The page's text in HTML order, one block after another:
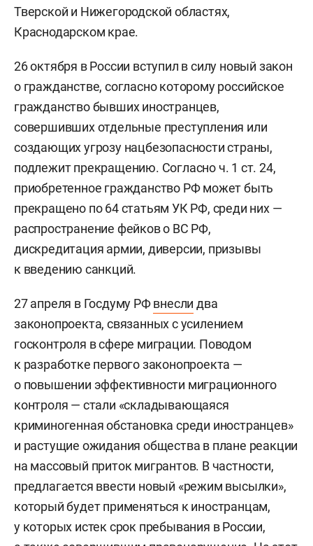
Тверской и Нижегородской областях,
Краснодарском крае.
26 октября в России вступил в силу новый закон
о гражданстве, согласно которому российское
гражданство бывших иностранцев,
совершивших отдельные преступления или
создающих угрозу нацбезопасности страны,
подлежит прекращению. Согласно ч. 1 ст. 24,
приобретенное гражданство РФ может быть
прекращено по 64 статьям УК РФ, среди них —
распространение фейков о ВС РФ,
дискредитация армии, диверсии, призывы
к введению санкций.
27 апреля в Госдуму РФвнесли два
законопроекта, связанных с усилением
госконтроля в сфере миграции. Поводом
к разработке первого законопроекта —
о повышении эффективности миграционного
контроля — стали «складывающаяся
криминогенная обстановка среди иностранцев»
и растущие ожидания общества в плане реакции
на массовый приток мигрантов. В частности,
предлагается ввести новый «режим высылки»,
который будет применяться к иностранцам,
у которых истек срок пребывания в России,